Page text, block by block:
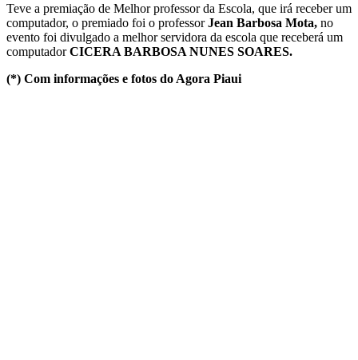
Teve a premiação de Melhor professor da Escola, que irá receber um
computador, o premiado foi o professorJean Barbosa Mota, no
evento foi divulgado a melhor servidora da escola que receberá um
computadorCICERA BARBOSA NUNES SOARES.
(*) Com informações e fotos do Agora Piaui